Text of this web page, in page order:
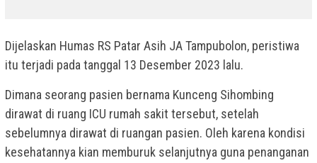
Dijelaskan Humas RS Patar Asih JA Tampubolon, peristiwa
itu terjadi pada tanggal 13 Desember 2023 lalu.
Dimana seorang pasien bernama Kunceng Sihombing
dirawat di ruang ICU rumah sakit tersebut, setelah
sebelumnya dirawat di ruangan pasien. Oleh karena kondisi
kesehatannya kian memburuk selanjutnya guna penanganan